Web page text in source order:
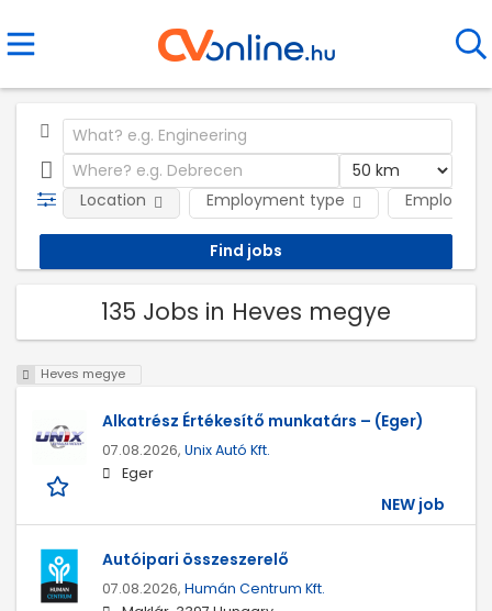
Employment type Employer
Location
135 Jobs in Heves megye
Heves megye
Alkatrész Értékesítő munkatárs – (Eger)
07.08.2026, Unix Autó Kft.
Eger
NEW job
Autóipari összeszerelő
07.08.2026, Humán Centrum Kft.